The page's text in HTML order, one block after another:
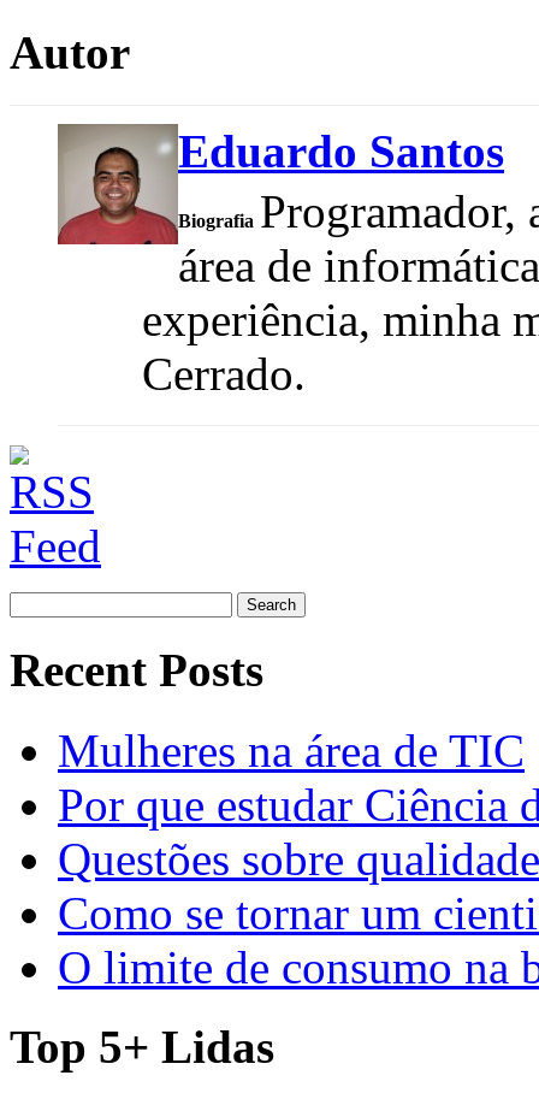
Autor
Eduardo Santos
Biografia Programador,
área de
experiência, minha
Cerrado.
for:
Recent Posts
Mulheres na área de TIC
Por que estudar Ciência
Questões sobre
Como se tornar um
O limite de consumo na
Top 5+ Lidas